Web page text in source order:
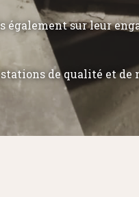
également sur leur
de qualité et de